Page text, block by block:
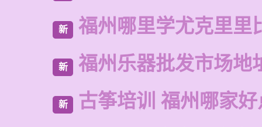
新 福州哪里学尤克里里
新 福州乐器批发市场地
新 古筝培训 福州哪家好